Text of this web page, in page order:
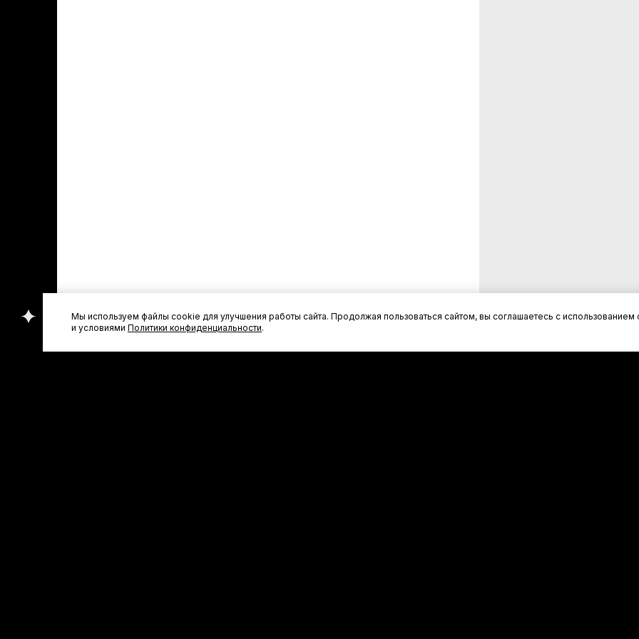
Мы используем файлы cookie для улучшения работы сайта. Продолжая пользоваться сайтом, вы соглашаетесь с
и условиями Политики конфиденциальности.